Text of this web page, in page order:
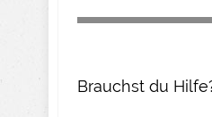
Brauchst du